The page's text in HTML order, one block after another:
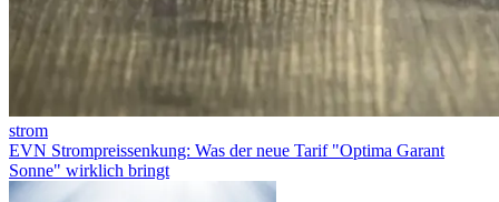
strom
EVN Strompreissenkung: Was der neue Tarif "Optima Garant
Sonne" wirklich bringt